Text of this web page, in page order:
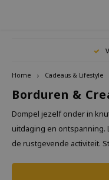
Hoofdmenu
Birdybox
Lakesidebox
Hoofdmenu /
Cadeau voor Haar
Cadeau voor Hem
Hoofdmenu /
Boekensteunen
Decoratie
Hoofdmenu /
Boekenleggers
Drinkflessen
Deutsch
Home Cadeaus & Lifestyle
Borduren &
Dompel jezelf onder in
uitdaging en ontspanning.
de rustgevende activiteit.